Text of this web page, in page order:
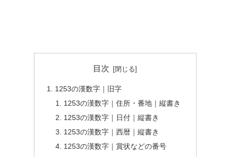
目次
1253の漢数字｜旧字
1253の漢数字｜住所・番地｜縦書き
1253の漢数字｜日付｜縦書き
1253の漢数字｜西暦｜縦書き
1253の漢数字｜賞状などの番号